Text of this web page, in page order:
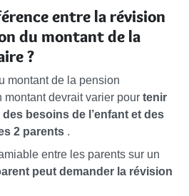
entre la révision
du montant de la
?
montant de la pension
devrait varier pour tenir
besoins de l’enfant et des
2 parents .
entre les parents sur un
peut demander la révision